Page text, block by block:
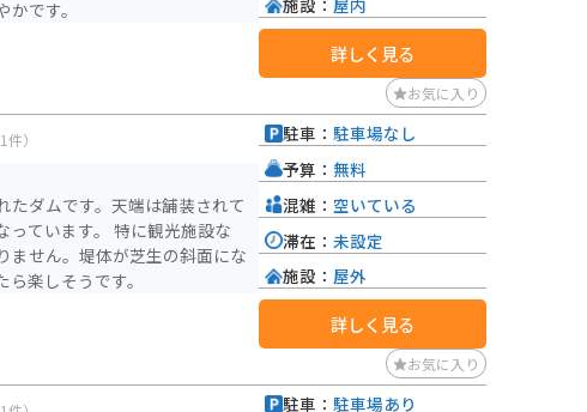
です。
施設： 屋内
詳しく見る
お気に入り
件）
たダムです。天端は舗装されて
っています。 特に観光施設な
ません。堤体が芝生の斜面にな
楽しそうです。
駐車： 駐車場なし
予算： 無料
混雑： 空いている
滞在： 未設定
施設： 屋外
詳しく見る
お気に入り
駐車： 駐車場あり